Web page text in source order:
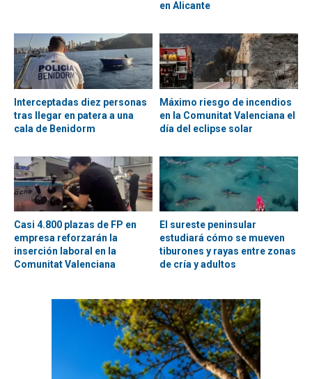
en Alicante
Interceptadas diez personas
tras llegar en patera a una
cala de Benidorm
Máximo riesgo de incendios
en la Comunitat Valenciana el
día del eclipse solar
Casi 4.800 plazas de FP en
empresa reforzarán la
inserción laboral en la
Comunitat Valenciana
El sureste peninsular
estudiará cómo se mueven
tiburones y rayas entre zonas
de cría y adultos